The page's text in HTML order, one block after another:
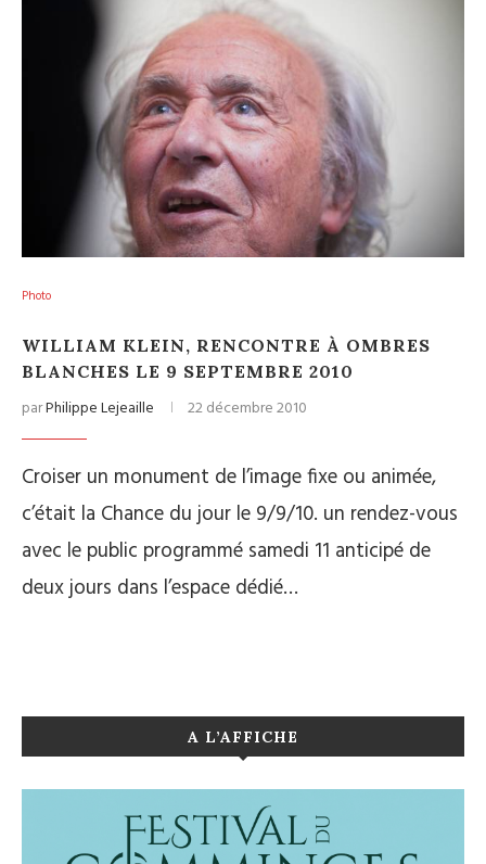
Photo
WILLIAM KLEIN, RENCONTRE À OMBRES
BLANCHES LE 9 SEPTEMBRE 2010
parPhilippe Lejeaille 22 décembre 2010
Croiser un monument de l’image fixe ou animée,
c’était la Chance du jour le 9/9/10. un rendez-vous
avec le public programmé samedi 11 anticipé de
deux jours dans l’espace dédié…
A L’AFFICHE